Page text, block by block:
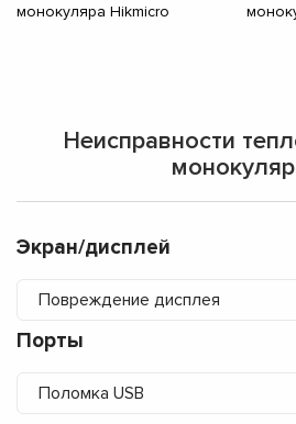
монокуляра Hikmicro
Неисправности
Экран/дисплей
Повреждение дисплея
Порты
Поломка USB